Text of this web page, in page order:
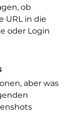
ob
URL in die
oder Login
aber was